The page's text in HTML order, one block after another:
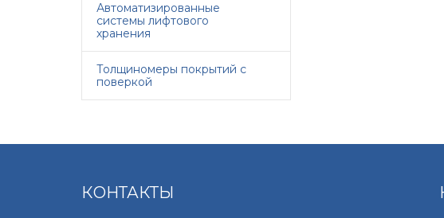
Автоматизированные
системы лифтового
хранения
Толщиномеры покрытий с
поверкой
КОНТАКТЫ